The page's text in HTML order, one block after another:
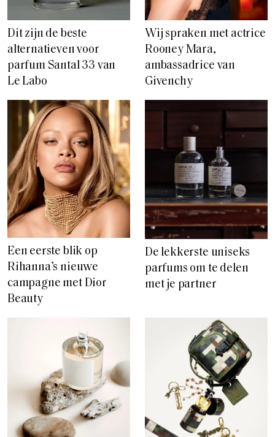
Dit zijn de beste
alternatieven voor
parfum Santal 33 van
Le Labo
Wij spraken met actrice
Rooney Mara,
ambassadrice van
Givenchy
Een eerste blik op
Rihanna’s nieuwe
campagne met Dior
Beauty
De lekkerste uniseks
parfums om te delen
met je partner